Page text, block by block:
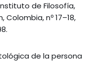
de Filosofía,
nº 17–18,
de la persona